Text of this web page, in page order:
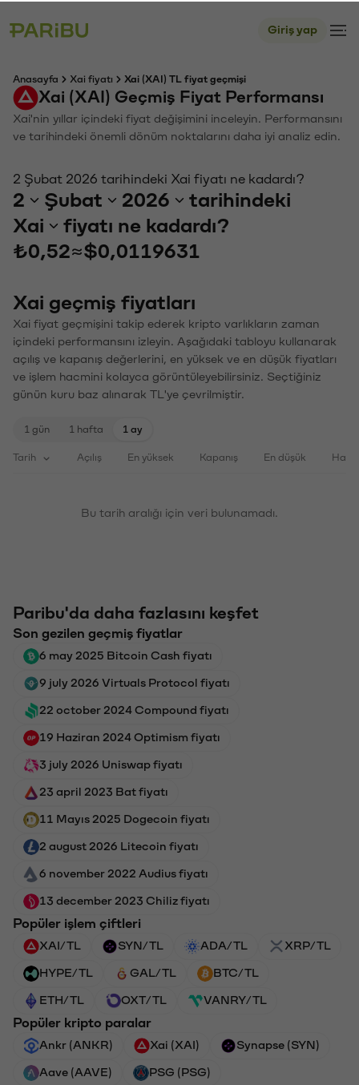
Giriş yap
Anasayfa Xai fiyatı Xai (XAI) TL fiyat geçmişi
Xai (XAI) Geçmiş Fiyat Performansı
Xai'nin yıllar içindeki fiyat değişimini inceleyin. Performansını
ve tarihindeki önemli dönüm noktalarını daha iyi analiz edin.
2 Şubat 2026 tarihindeki Xai fiyatı ne kadardı?
2 Şubat 2026
tarihindeki
Xai
fiyatı ne kadardı?
₺0,52≈$0,0119631
Xai geçmiş fiyatları
Xai fiyat geçmişini takip ederek kripto varlıkların zaman
içindeki performansını izleyin. Aşağıdaki tabloyu kullanarak
açılış ve kapanış değerlerini, en yüksek ve en düşük fiyatları
ve işlem hacmini kolayca görüntüleyebilirsiniz. Seçtiğiniz
günün kuru baz alınarak TL'ye çevrilmiştir.
1 gün 1 hafta 1 ay
Tarih Açılış En yüksek Kapanış En düşük
Bu tarih aralığı için veri bulunamadı.
Paribu'da daha fazlasını keşfet
Son gezilen geçmiş fiyatlar
6 may 2025 Bitcoin Cash fiyatı
9 july 2026 Virtuals Protocol fiyatı
22 october 2024 Compound fiyatı
19 Haziran 2024 Optimism fiyatı
3 july 2026 Uniswap fiyatı
23 april 2023 Bat fiyatı
11 Mayıs 2025 Dogecoin fiyatı
2 august 2026 Litecoin fiyatı
6 november 2022 Audius fiyatı
13 december 2023 Chiliz fiyatı
Popüler işlem çiftleri
XAI/TL SYN/TL ADA/TL XRP/TL
HYPE/TL GAL/TL BTC/TL
ETH/TL OXT/TL VANRY/TL
Popüler kripto paralar
Ankr (ANKR) Xai (XAI) Synapse (SYN)
Aave (AAVE) PSG (PSG)